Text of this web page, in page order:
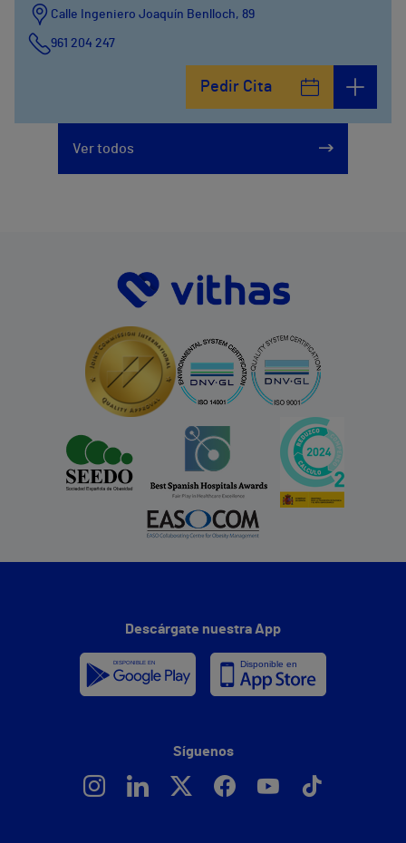
Calle Ingeniero Joaquín Benlloch, 89
961 204 247
Pedir Cita
Ver todos
Descárgate nuestra App
Síguenos